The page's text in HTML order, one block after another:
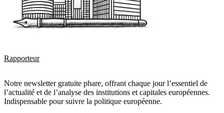
Rapporteur
Notre newsletter gratuite phare, offrant chaque jour l’essentiel de
l’actualité et de l’analyse des institutions et capitales européennes.
Indispensable pour suivre la politique européenne.